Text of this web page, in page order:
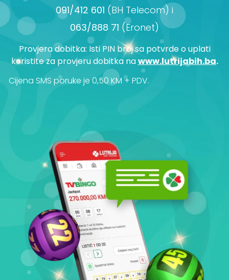
091/412 601 (BH Telecom) i
063/888 71 (Eronet)
Provjera dobitka: Isti PIN broj sa potvrde o uplati
koristite za provjeru dobitka nawww.lutrijabih.ba.
Cijena SMS poruke je 0,50 KM + PDV.